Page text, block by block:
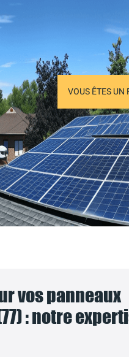
VOUS ÊTES UN
vos panneaux
: notre